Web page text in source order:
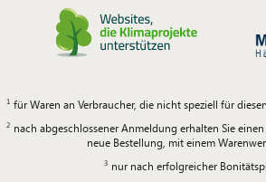
für Waren an Verbraucher, die nicht speziell für
nach abgeschlossener Anmeldung erhalten Sie
neue Bestellung, mit einem
nur nach erfolgreicher